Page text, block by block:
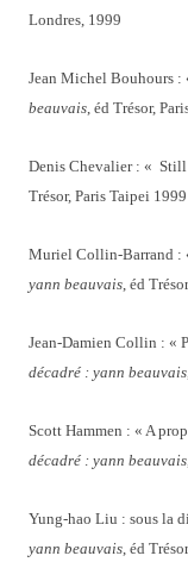
Londres, 1999
Jean Michel Bouhours :
beauvais, éd Trésor,
Denis Chevalier : «
Trésor, Paris Taipei 1999
Muriel Collin-Barrand :
yann beauvais, éd
Jean-Damien Collin : «
décadré : yann beauvais
Scott Hammen : « A
décadré : yann beauvais
Yung-hao Liu : sous la
yann beauvais, éd